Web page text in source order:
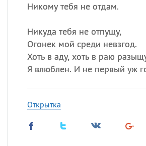
Никому тебя не отдам.
Никуда тебя не отпущу,
Огонек мой среди невзгод.
Хоть в аду, хоть в раю
Я влюблен. И не первый уж
Открытка